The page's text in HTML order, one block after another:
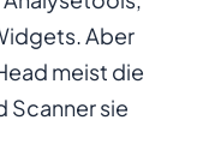
Aber
meist die
Scanner sie